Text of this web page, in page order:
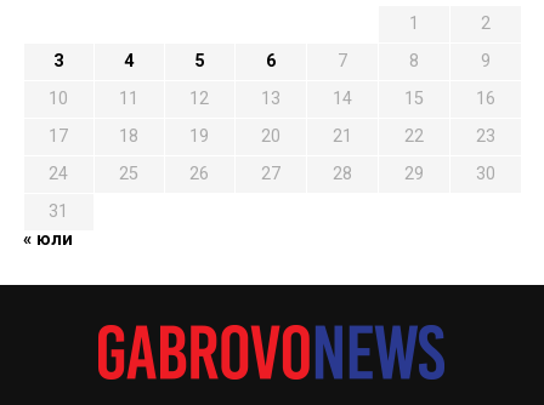
1
2
3
4 5 6 7 8
9
10
11 12 13 14 15
16
17
18 19 20 21 22
23
24
25 26 27 28 29
30
31
« юли